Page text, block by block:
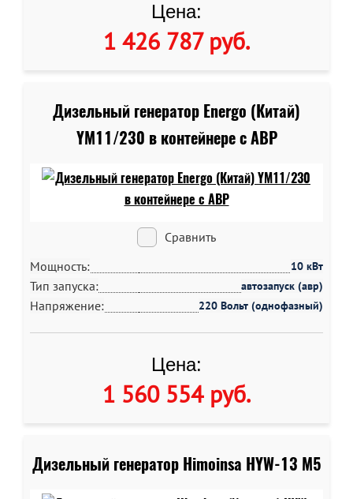
Цена:
1 426 787 руб.
Дизельный генератор Energo (Китай)
YM11/230 в контейнере c АВР
Сравнить
Мощность:
10 кВт
Тип запуска: автозапуск (авр)
Напряжение: 220 Вольт (однофазный)
Цена:
1 560 554 руб.
Дизельный генератор Himoinsa HYW-13 M5